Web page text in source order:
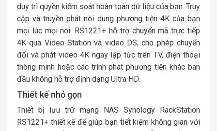
duy trì quyền kiểm soát hoàn toàn dữ liệu của bạn. Truy
cập và truyền phát nội dung phương tiện 4K của bạn
mọi lúc mọi nơi. RS1221+ hỗ trợ chuyển mã trực tiếp
4K qua Video Station và video DS, cho phép chuyển
đổi và phát video 4K ngay lập tức trên TV, điện thoại
thông minh hoặc các trình phát phương tiện khác ban
đầu không hỗ trợ định dạng Ultra HD.
Thiết kế nhỏ gọn
Thiết bị lưu trữ mạng NAS Synology RackStation
RS1221+ thiết kế để giúp bạn tiết kiệm không gian với